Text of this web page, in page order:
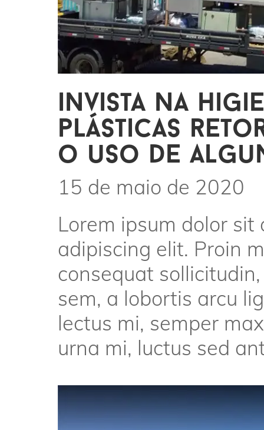
invista na
plásticas
o uso de
15 de maio de 2020
Lorem ipsum dolor
adipiscing elit. Proin
consequat
sem, a lobortis arcu
lectus mi, semper
urna mi, luctus sed